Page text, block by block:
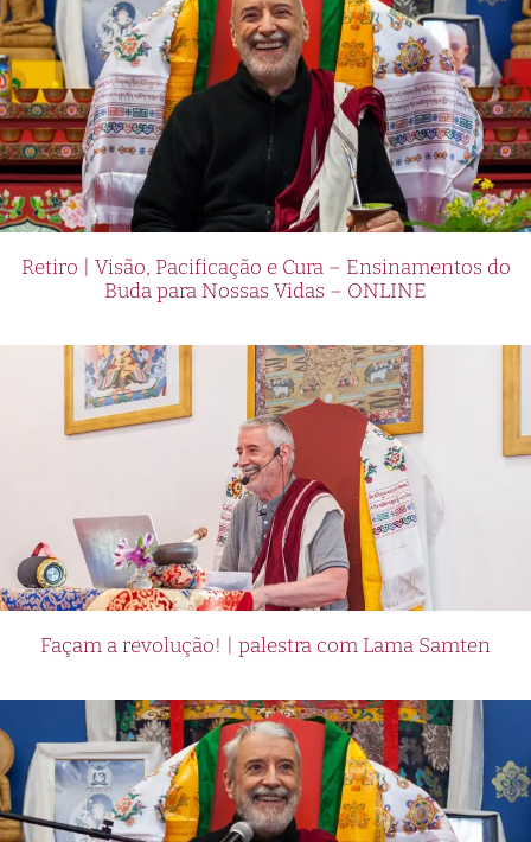
Retiro | Visão, Pacificação e Cura – Ensinamentos do
Buda para Nossas Vidas – ONLINE
Façam a revolução! | palestra com Lama Samten